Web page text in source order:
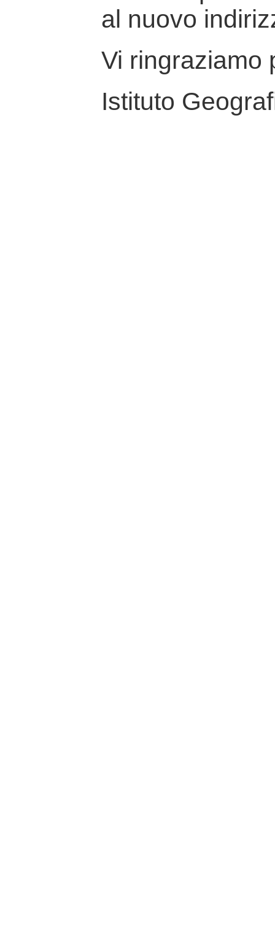
al nuovo
Vi ringraziamo
Istituto